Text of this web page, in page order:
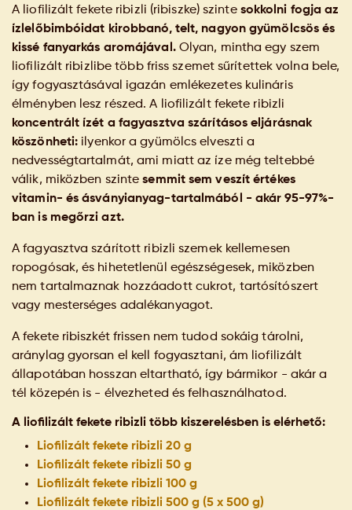
A liofilizált fekete ribizli (ribiszke) szinte sokkolni fogja az
ízlelőbimbóidat kirobbanó, telt, nagyon gyümölcsös és
kissé fanyarkás aromájával.Olyan, mintha egy szem
liofilizált ribizlibe több friss szemet sűrítettek volna bele,
így fogyasztásával igazán emlékezetes kulináris
élményben lesz részed. A liofilizált fekete ribizli
koncentrált ízét a fagyasztva szárításos eljárásnak
köszönheti: ilyenkor a gyümölcs elveszti a
nedvességtartalmát, ami miatt az íze még teltebbé
válik, miközben szinte semmit sem veszít értékes
vitamin- és ásványianyag-tartalmából - akár 95-97%-
ban is megőrzi azt.
A fagyasztva szárított ribizli szemek kellemesen
ropogósak, és hihetetlenül egészségesek, miközben
nem tartalmaznak hozzáadott cukrot, tartósítószert
vagy mesterséges adalékanyagot.
A fekete ribiszkét frissen nem tudod sokáig tárolni,
aránylag gyorsan el kell fogyasztani, ám liofilizált
állapotában hosszan eltartható, így bármikor - akár a
tél közepén is - élvezheted és felhasználhatod.
A liofilizált fekete ribizli több kiszerelésben is elérhető:
Liofilizált fekete ribizli 20 g
Liofilizált fekete ribizli 50 g
Liofilizált fekete ribizli 100 g
Liofilizált fekete ribizli 500 g (5 x 500 g)